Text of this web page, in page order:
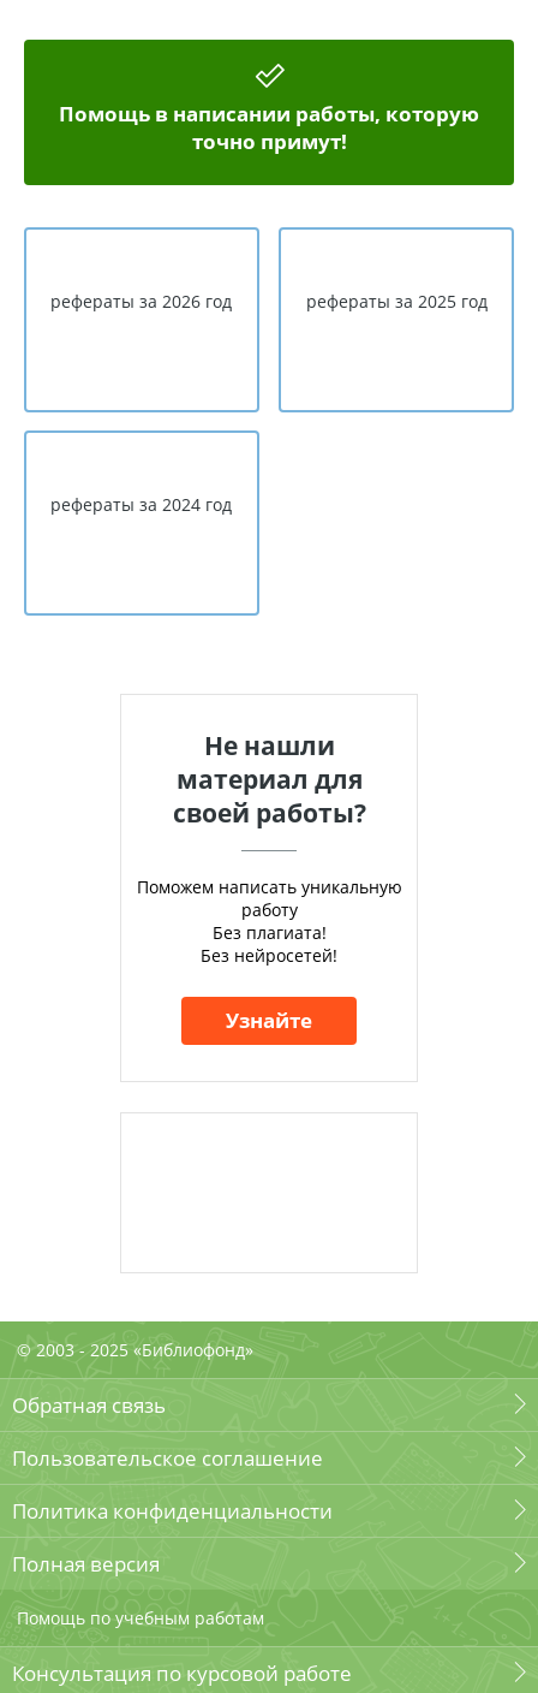
Помощь в написании работы, которую
точно примут!
рефераты за 2026 год рефераты за 2025 год
рефераты за 2024 год
Не нашли
материал для
своей работы?
Поможем написать уникальную
работу
Без плагиата!
Без нейросетей!
Узнайте
© 2003 - 2025 «Библиофонд»
Обратная связь
Пользовательское соглашение
Политика конфиденциальности
Полная версия
Помощь по учебным работам
Консультация по курсовой работе